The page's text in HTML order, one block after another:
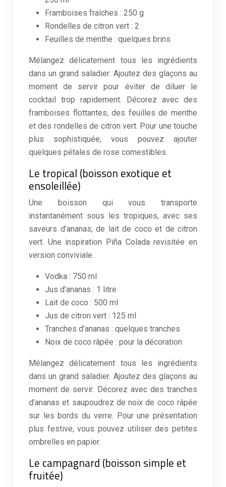
Framboises fraîches : 250 g
Rondelles de citron vert : 2
Feuilles de menthe : quelques brins
Mélangez délicatement tous les ingrédients
dans un grand saladier. Ajoutez des glaçons au
moment de servir pour éviter de diluer le
cocktail trop rapidement. Décorez avec des
framboises flottantes, des feuilles de menthe
et des rondelles de citron vert. Pour une touche
plus sophistiquée, vous pouvez ajouter
quelques pétales de rose comestibles.
Le tropical (boisson exotique et
ensoleillée)
Une boisson qui vous transporte
instantanément sous les tropiques, avec ses
saveurs d’ananas, de lait de coco et de citron
vert. Une inspiration Piña Colada revisitée en
version conviviale.
Vodka : 750 ml
Jus d’ananas : 1 litre
Lait de coco : 500 ml
Jus de citron vert : 125 ml
Tranches d’ananas : quelques tranches
Noix de coco râpée : pour la décoration
Mélangez délicatement tous les ingrédients
dans un grand saladier. Ajoutez des glaçons au
moment de servir. Décorez avec des tranches
d’ananas et saupoudrez de noix de coco râpée
sur les bords du verre. Pour une présentation
plus festive, vous pouvez utiliser des petites
ombrelles en papier.
Le campagnard (boisson simple et
fruitée)